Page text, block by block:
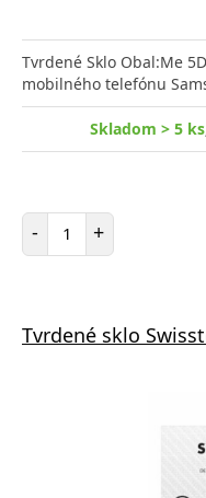
Tvrdené Sklo Obal:Me
mobilného telefónu
Skladom > 5 ks
- Počet položiek
+
Tvrdené sklo